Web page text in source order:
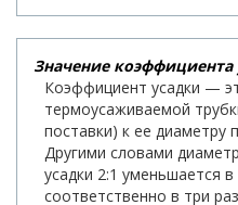
Значение коэффициента
Коэффициент усадки —
термоусаживаемой
поставки) к ее диаметру
Другими словами
усадки 2:1 уменьшается
соответственно в три